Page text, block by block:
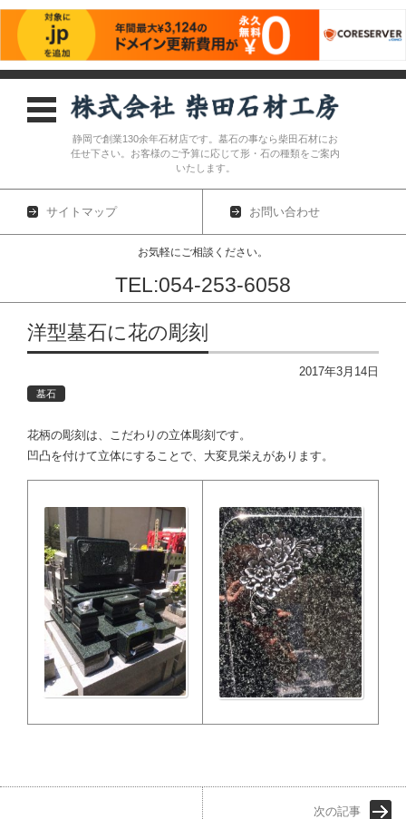
静岡で創業130余年石材店です。墓石の事なら柴田石材にお
任せ下さい。お客様のご予算に応じて形・石の種類をご案内
いたします。
サイトマップ お問い合わせ
お気軽にご相談ください。
TEL:054-253-6058
コンテンツに移動
洋型墓石に花の彫刻
2017年3月14日
墓石
花柄の彫刻は、こだわりの立体彫刻です。
凹凸を付けて立体にすることで、大変見栄えがあります。
次の記事